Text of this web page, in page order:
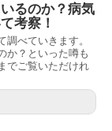
るのか？病気
考察！
べていきます。
か？といった噂も
でご覧いただけれ